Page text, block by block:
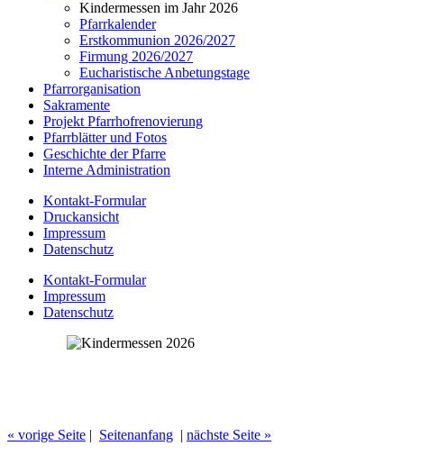
Kindermessen im Jahr 2026
Pfarrkalender
Erstkommunion 2026/2027
Firmung 2026/2027
Eucharistische Anbetungstage
Pfarrorganisation
Sakramente
Projekt Pfarrhofrenovierung
Pfarrblätter und Fotos
Geschichte der Pfarre
Interne Administration
Kontakt-Formular
Druckansicht
Impressum
Datenschutz
Kontakt-Formular
Impressum
Datenschutz
« vorige Seite | Seitenanfang | nächste Seite »